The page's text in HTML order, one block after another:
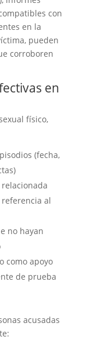
con
en la
pueden
corroboren
en
físico,
(fecha,
al
no hayan
como apoyo
de prueba
acusadas